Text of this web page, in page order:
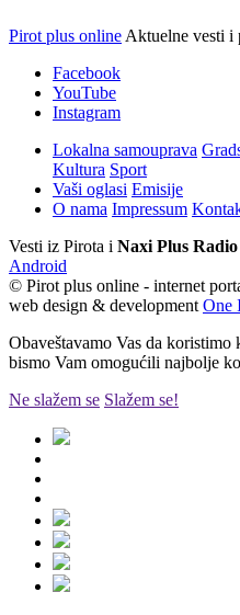
Pirot plus online Aktuelne vesti i
Facebook
YouTube
Instagram
Lokalna samouprava
Kultura Sport
Vaši oglasi Emisije
O nama Impressum
Vesti iz Pirota i Naxi Plus Radio
Android
© Pirot plus online - internet
web design & development One
Obaveštavamo Vas da
bismo Vam omogućili najbolje
Ne slažem se Slažem se!